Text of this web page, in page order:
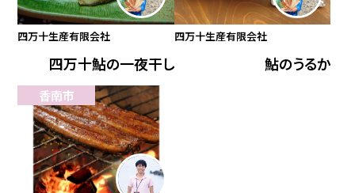
四万十生産有限会社
四万十鮎の一夜干し
四万十生産有限会社
鮎のうるか
香南市